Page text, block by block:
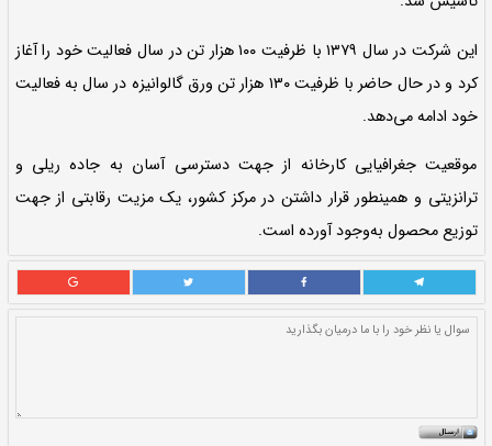
تولیدکننده ورق گالوانیزه گرم در کشور
است که در سال ۱۳۷۴ با هدف تولید ورق گالوانیزه در ۱۴ کیلومتری کاشان